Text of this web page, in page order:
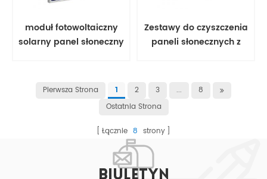
moduł fotowoltaiczny
solarny panel słoneczny
Zestawy do czyszczenia
paneli słonecznych z
Pierwsza Strona 1 2 3 ...
8
Ostatnia Strona
Łącznie 8 strony